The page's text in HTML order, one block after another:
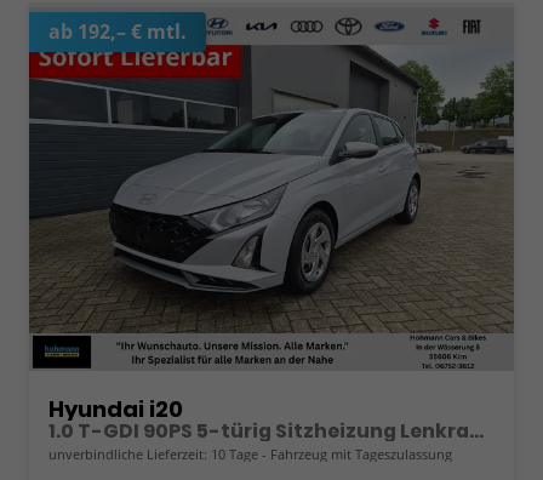
ab 192,– € mtl.
Hyundai i20
1.0 T-GDI 90PS 5-türig Sitzheizung Lenkradheizung Rückf.Kamera PDC Klima Apple CarPlay Android Auto Tempomat Touchscreen
unverbindliche Lieferzeit: 10 Tage Fahrzeug mit Tageszulassung